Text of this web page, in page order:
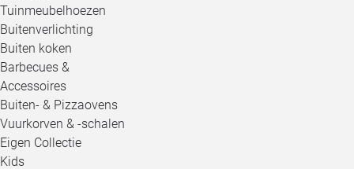
Tuinmeubelhoezen
Buitenverlichting
Buiten koken
Barbecues &
Accessoires
Buiten- & Pizzaovens
Vuurkorven & -schalen
Eigen Collectie
Kids